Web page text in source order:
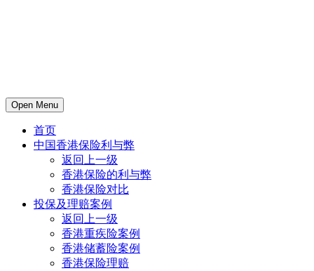
Open Menu
首页
中国香港保险利与弊
返回上一级
香港保险的利与弊
香港保险对比
投保及理赔案例
返回上一级
香港重疾险案例
香港储蓄险案例
香港保险理赔